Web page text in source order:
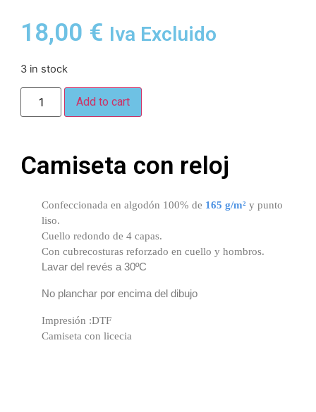
18,00 € Iva Excluido
3 in stock
Add to cart
Camiseta con reloj
Confeccionada en algodón 100% de 165 g/m² y punto
liso.
Cuello redondo de 4 capas.
Con cubrecosturas reforzado en cuello y hombros.
Lavar del revés a 30ºC
No planchar por encima del dibujo
Impresión :DTF
Camiseta con licecia